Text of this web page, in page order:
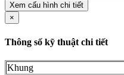
Xem cấu hình chi tiết
×
Thông số kỹ thuật chi tiết
Khung